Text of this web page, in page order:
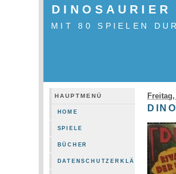
MIT 80 SPIELEN
HAUPTMENÜ
HOME
SPIELE
BÜCHER
DATENSCHUTZERKLÄRUNG